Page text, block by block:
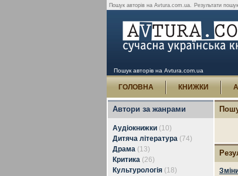
Пошук авторів на Avtura.com.ua. Результати
Пошук авторів на Avtura.com.ua
ГОЛОВНА КНИЖКИ
Автори за жанрами
Аудіокнижки (10)
Дитяча література (74)
Драма (13)
Критика (26)
Культурологія (18)